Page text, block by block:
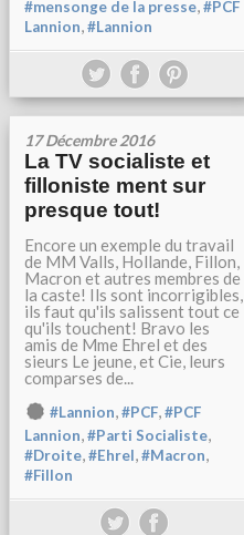
#mensonge de la presse,#PCF
Lannion,#Lannion
17 Décembre 2016
La TV socialiste et
filloniste ment sur
presque tout!
Encore un exemple du travail
de MM Valls, Hollande, Fillon,
Macron et autres membres de
la caste! Ils sont incorrigibles,
ils faut qu'ils salissent tout ce
qu'ils touchent! Bravo les
amis de Mme Ehrel et des
sieurs Le jeune, et Cie, leurs
comparses de...
#Lannion,#PCF,#PCF
Lannion,#Parti Socialiste,
#Droite,#Ehrel,#Macron,
#Fillon